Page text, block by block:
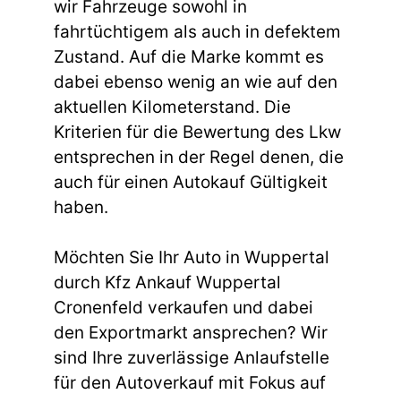
wir Fahrzeuge sowohl in
fahrtüchtigem als auch in defektem
Zustand. Auf die Marke kommt es
dabei ebenso wenig an wie auf den
aktuellen Kilometerstand. Die
Kriterien für die Bewertung des Lkw
entsprechen in der Regel denen, die
auch für einen Autokauf Gültigkeit
haben.
Möchten Sie Ihr Auto in Wuppertal
durch Kfz Ankauf Wuppertal
Cronenfeld verkaufen und dabei
den Exportmarkt ansprechen? Wir
sind Ihre zuverlässige Anlaufstelle
für den Autoverkauf mit Fokus auf